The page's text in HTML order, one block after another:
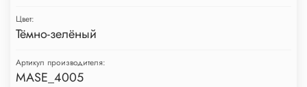
Цвет:
Тёмно-зелёный
Артикул производителя:
MASE_4005